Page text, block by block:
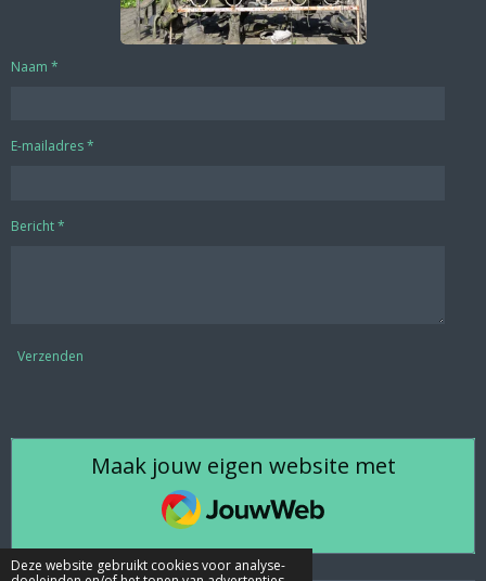
Deze website gebruikt cookies voor analyse-
Naam *
E-mailadres *
Bericht *
Verzenden
Maak jouw eigen website met
JouwWeb